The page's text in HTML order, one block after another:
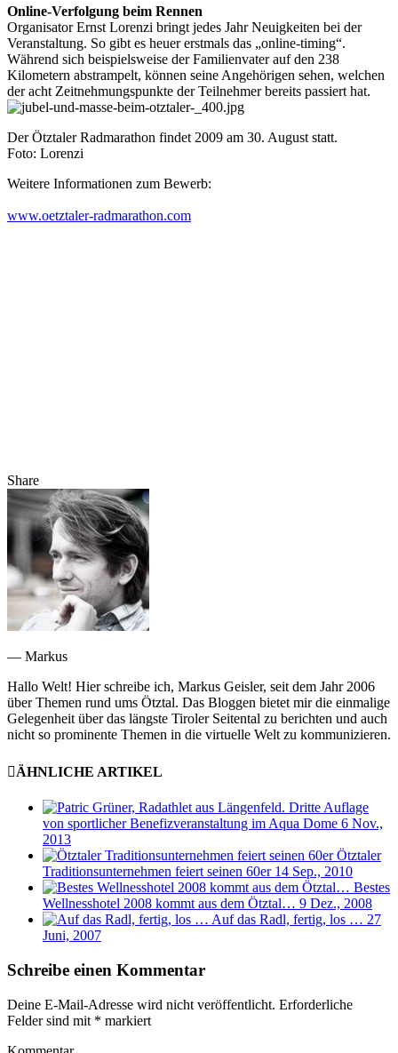
Online-Verfolgung beim Rennen
Organisator Ernst Lorenzi bringt jedes Jahr Neuigkeiten bei der
Veranstaltung. So gibt es heuer erstmals das „online-timing“.
Während sich beispielsweise der Familienvater auf den 238
Kilometern abstrampelt, können seine Angehörigen sehen, welchen
der acht Zeitnehmungspunkte der Teilnehmer bereits passiert hat.
Der Ötztaler Radmarathon findet 2009 am 30. August statt.
Foto: Lorenzi
Weitere Informationen zum Bewerb:
www.oetztaler-radmarathon.com
Share
— Markus
Hallo Welt! Hier schreibe ich, Markus Geisler, seit dem Jahr 2006
über Themen rund ums Ötztal. Das Bloggen bietet mir die einmalige
Gelegenheit über das längste Tiroler Seitental zu berichten und auch
nicht so prominente Themen in die virtuelle Welt zu kommunizieren.
ÄHNLICHE ARTIKEL
Dritte Auflage
von sportlicher Benefizveranstaltung im Aqua Dome 6 Nov.,
2013
Ötztaler
Traditionsunternehmen feiert seinen 60er 14 Sep., 2010
Bestes
Wellnesshotel 2008 kommt aus dem Ötztal… 9 Dez., 2008
Auf das Radl, fertig, los … 27
Juni, 2007
Schreibe einen Kommentar
Deine E-Mail-Adresse wird nicht veröffentlicht. Erforderliche
Felder sind mit * markiert